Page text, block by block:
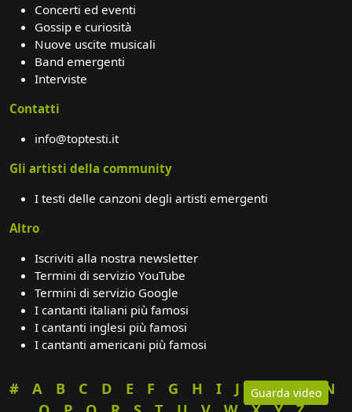
Guarda video
Concerti ed eventi
Gossip e curiosità
Nuove uscite musicali
Band emergenti
Interviste
Contatti
info@toptesti.it
Gli artisti della community
I testi delle canzoni degli artisti emergenti
Altro
Iscriviti alla nostra newsletter
Termini di servizio YouTube
Termini di servizio Google
I cantanti italiani più famosi
I cantanti inglesi più famosi
I cantanti americani più famosi
# A B C D E F G H I J K L M
N